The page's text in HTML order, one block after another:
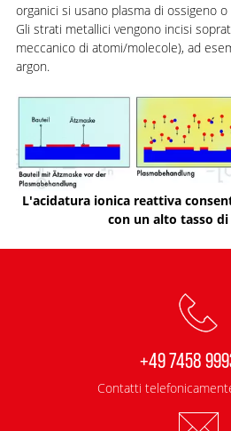
organici si usano plasma di ossigeno
Gli strati metallici vengono incisi
meccanico di atomi/molecole), ad
argon.
L'acidatura ionica reattiva
con un alto tasso
+49 7458
Contatti